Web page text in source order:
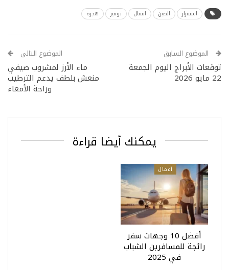
استقرار الصين انتقال توفير هجرة
الموضوع السابق
توقعات الأبراج اليوم الجمعة
22 مايو 2026
الموضوع التالي
ماء الأرز لمشروب صيفي
منعش بلطف يدعم الترطيب
وراحة الأمعاء
يمكنك أيضا قراءة
أعمال
أفضل 10 وجهات سفر
رائجة للمسافرين الشباب
في 2025